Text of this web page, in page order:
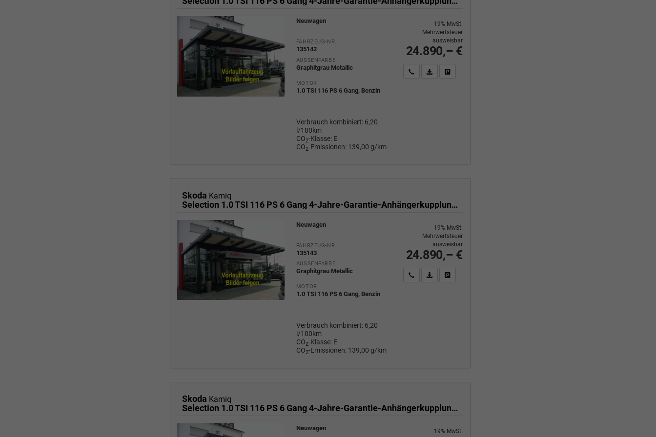
Neuwagen
FAHRZEUG-NR.
135142
AUSSENFARBE
Graphitgrau Metallic
MOTOR
1.0 TSI 116 PS 6 Gang, Benzin
Verbrauch kombiniert: 6,20
l/100km
CO2-Klasse: E
CO2-Emissionen: 139,00 g/km
24.890,– €
19% MwSt.
Mehrwertsteuer
ausweisbar
Wir rufen Sie anPDF-Fahrzeugexposé drucken
Skoda Kamiq
Selection 1.0 TSI 116 PS 6 Gang 4-Jahre-Garantie-Anhängerkupplung schwenkbar-Kessy-16" Alu-2-Zonen-Climatronic-Tempomat-LED-AppleCarPlay-AndroidAuto-Rückfahrkamera-2xPDC
Neuwagen
FAHRZEUG-NR.
135143
AUSSENFARBE
Graphitgrau Metallic
MOTOR
1.0 TSI 116 PS 6 Gang, Benzin
Verbrauch kombiniert: 6,20
l/100km
CO2-Klasse: E
CO2-Emissionen: 139,00 g/km
24.890,– €
19% MwSt.
Mehrwertsteuer
ausweisbar
Wir rufen Sie anPDF-Fahrzeugexposé drucken
Skoda Kamiq
Selection 1.0 TSI 116 PS 6 Gang 4-Jahre-Garantie-Anhängerkupplung schwenkbar-Kessy-16" Alu-2-Zonen-Climatronic-Tempomat-LED-AppleCarPlay-AndroidAuto-Rückfahrkamera-2xPDC
Neuwagen
19% MwSt.